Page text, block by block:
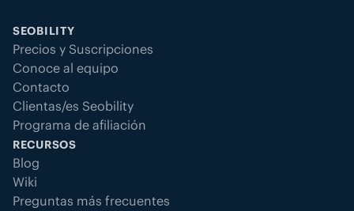
SEOBILITY
Precios y Suscripciones
Conoce al equipo
Contacto
Clientas/es Seobility
Programa de afiliación
RECURSOS
Blog
Wiki
Preguntas más frecuentes